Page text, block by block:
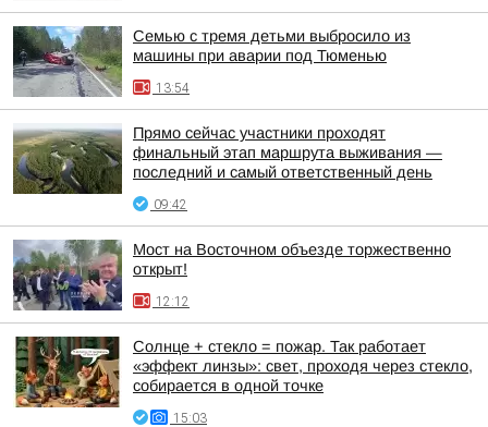
Семью с тремя детьми выбросило из
машины при аварии под Тюменью
13:54
Прямо сейчас участники проходят
финальный этап маршрута выживания —
последний и самый ответственный день
09:42
Мост на Восточном объезде торжественно
открыт!
12:12
Солнце + стекло = пожар. Так работает
«эффект линзы»: свет, проходя через стекло,
собирается в одной точке
15:03